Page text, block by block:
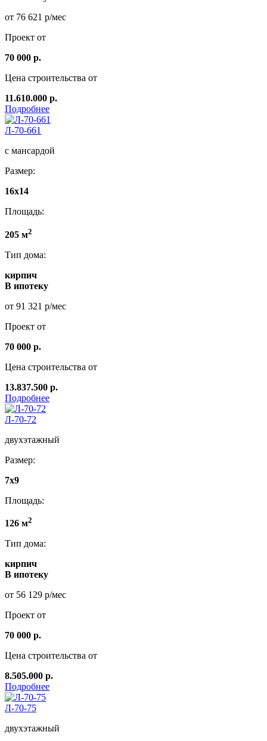
от 76 621 р/мес
Проект от
70 000 р.
Цена строительства от
11.610.000 р.
Подробнее
Л-70-661
с мансардой
Размер:
16x14
Площадь:
205 м2
Тип дома:
кирпич
В ипотеку
от 91 321 р/мес
Проект от
70 000 р.
Цена строительства от
13.837.500 р.
Подробнее
Л-70-72
двухэтажный
Размер:
7x9
Площадь:
126 м2
Тип дома:
кирпич
В ипотеку
от 56 129 р/мес
Проект от
70 000 р.
Цена строительства от
8.505.000 р.
Подробнее
Л-70-75
двухэтажный